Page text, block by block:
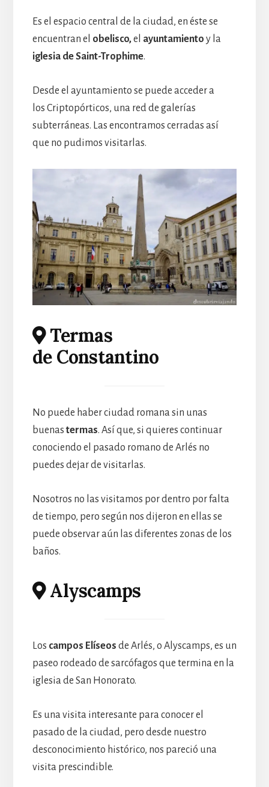
Es el espacio central de la ciudad, en éste se
encuentran el obelisco,el ayuntamiento y la
iglesia de Saint-Trophime.
Desde el ayuntamiento se puede acceder a
los Criptopórticos, una red de galerías
subterráneas. Las encontramos cerradas así
que no pudimos visitarlas.
Termas
de Constantino
No puede haber ciudad romana sin unas
buenas termas. Así que, si quieres continuar
conociendo el pasado romano de Arlés no
puedes dejar de visitarlas.
Nosotros no las visitamos por dentro por falta
de tiempo, pero según nos dijeron en ellas se
puede observar aún las diferentes zonas de los
baños.
Alyscamps
Los campos Elíseos de Arlés, o Alyscamps, es un
paseo rodeado de sarcófagos que termina en la
iglesia de San Honorato.
Es una visita interesante para conocer el
pasado de la ciudad, pero desde nuestro
desconocimiento histórico, nos pareció una
visita prescindible.